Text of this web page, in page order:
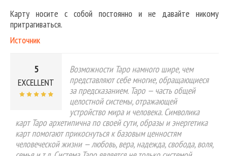
Карту носите с собой постоянно и не давайте никому
притрагиваться.
Источник
5
EXCELLENT
Возможности Таро намного шире, чем
представляют себе многие, обращающиеся
за предсказанием. Таро — часть общей
целостной системы, отражающей
устройство мира и человека. Символика
карт Таро архетипична по своей сути, образы и энергетика
карт помогают прикоснуться к базовым ценностям
человеческой жизни — любовь, вера, надежда, свобода, воля,